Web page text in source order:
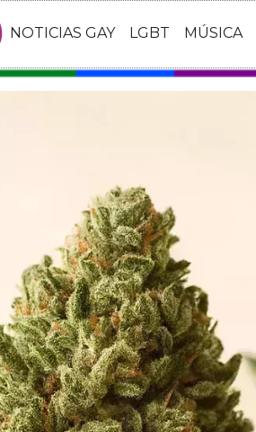
NOTICIAS GAY LGBT MÚSICA